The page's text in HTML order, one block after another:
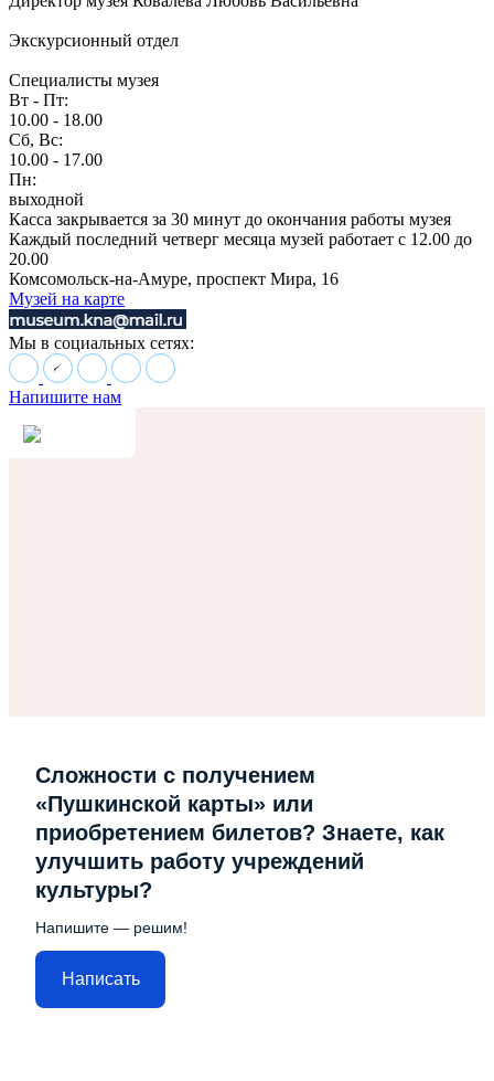
Экскурсионный отдел
Специалисты музея
Вт - Пт:
10.00 - 18.00
Сб, Вс:
10.00 - 17.00
Пн:
выходной
Касса закрывается за 30 минут до окончания работы музея
Каждый последний четверг месяца музей работает с 12.00 до
20.00
Комсомольск-на-Амуре, проспект Мира, 16
Музей на карте
Мы в социальных сетях:
Напишите нам
Сложности с получением
«Пушкинской карты» или
приобретением билетов? Знаете, как
улучшить работу учреждений
культуры?
Напишите — решим!
Написать